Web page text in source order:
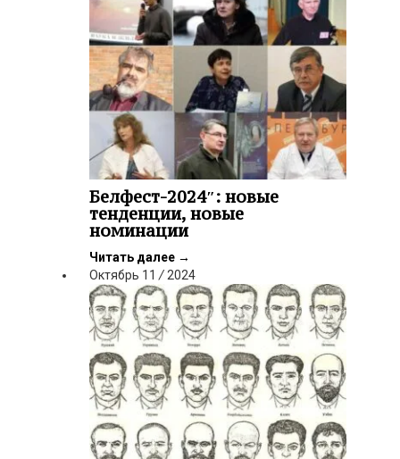
Белфест-2024″: новые
тенденции, новые
номинации
Читать далее →
Октябрь 11/2024